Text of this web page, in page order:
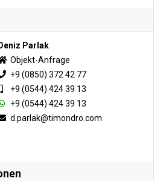
Deniz Parlak
Objekt-Anfrage
+9 (0850) 372 42 77
+9 (0544) 424 39 13
+9 (0544) 424 39 13
d.parlak@timondro.com